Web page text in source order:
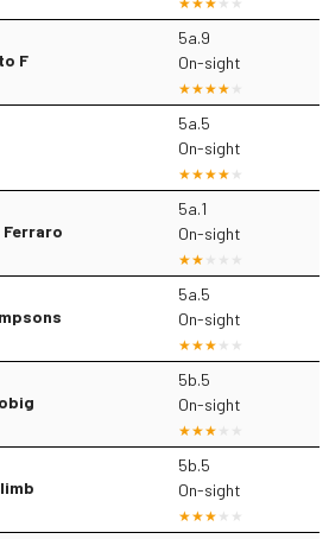
F
5a.9
On-sight
5a.5
On-sight
Ferraro
5a.1
On-sight
5a.5
On-sight
5b.5
On-sight
5b.5
On-sight